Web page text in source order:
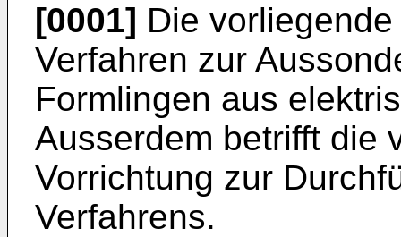
[0001] Die
Verfahren zur
Formlingen aus
Ausserdem betrifft die
Vorrichtung zur
Verfahrens.